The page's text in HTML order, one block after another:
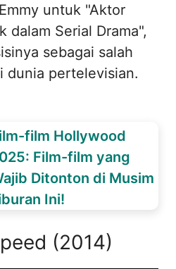
untuk "Aktor
dalam Serial Drama",
sebagai salah
dunia pertelevisian.
film Hollywood
Film-film yang
Ditonton di Musim
Ini!
(2014)